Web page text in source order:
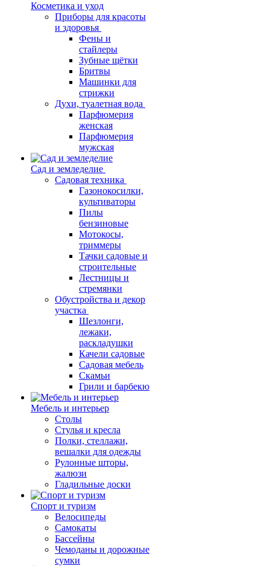
Косметика и уход
Приборы для красоты
и здоровья
Фены и
стайлеры
Зубные щётки
Бритвы
Машинки для
стрижки
Духи, туалетная вода
Парфюмерия
женская
Парфюмерия
мужская
Сад и земледелие
Садовая техника
Газонокосилки,
культиваторы
Пилы
бензиновые
Мотокосы,
триммеры
Тачки садовые и
строительные
Лестницы и
стремянки
Обустройства и декор
участка
Шезлонги,
лежаки,
раскладушки
Качели садовые
Садовая мебель
Скамьи
Грили и барбекю
Мебель и интерьер
Столы
Стулья и кресла
Полки, стеллажи,
вешалки для одежды
Рулонные шторы,
жалюзи
Гладильные доски
Спорт и туризм
Велосипеды
Самокаты
Бассейны
Чемоданы и дорожные
сумки